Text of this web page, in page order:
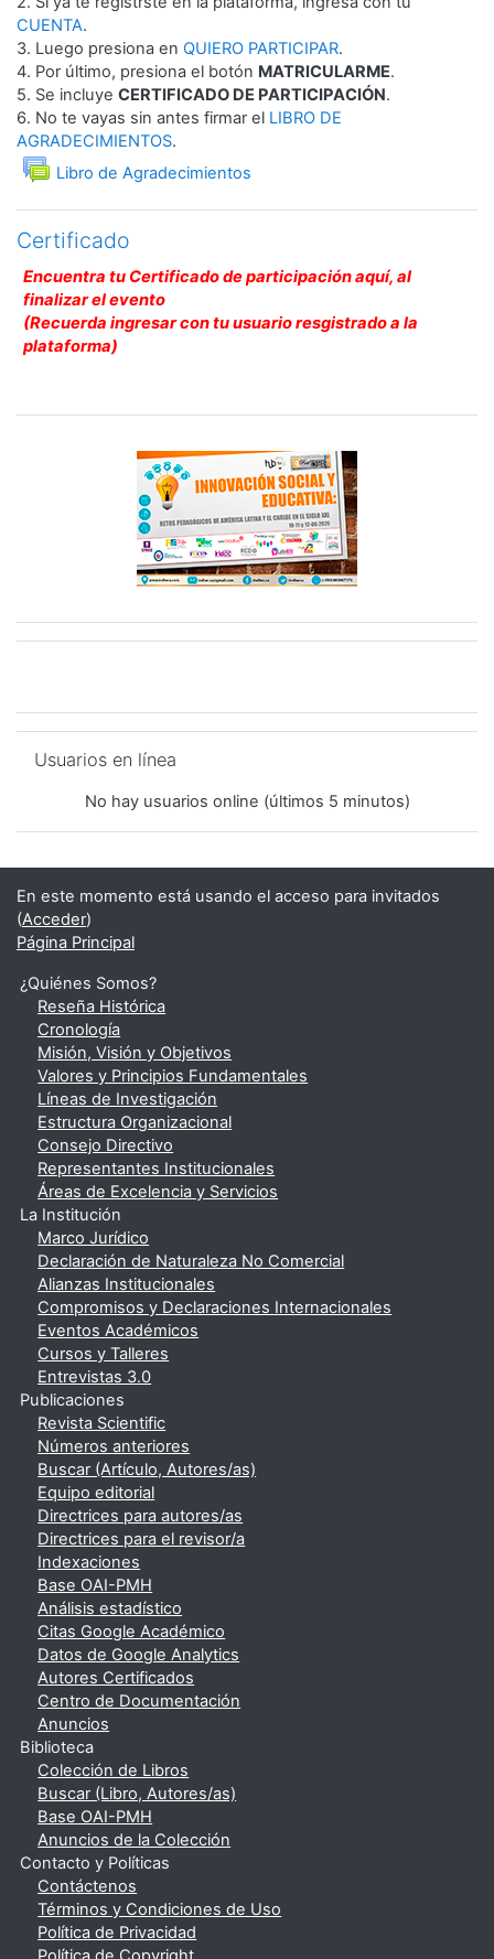
CUENTA.
3. Luego presiona en QUIERO PARTICIPAR.
4. Por último, presiona el botón MATRICULARME.
5. Se incluye CERTIFICADO DE PARTICIPACIÓN.
6. No te vayas sin antes firmar el LIBRO DE
AGRADECIMIENTOS.
Libro de Agradecimientos
Foro
Certificado
Encuentra tu Certificado de participación aquí, al
finalizar el evento
(Recuerda ingresar con tu usuario resgistrado a la
plataforma)
Usuarios en línea
No hay usuarios online (últimos 5 minutos)
En este momento está usando el acceso para invitados
(Acceder)
Página Principal
¿Quiénes Somos?
Reseña Histórica
Cronología
Misión, Visión y Objetivos
Valores y Principios Fundamentales
Líneas de Investigación
Estructura Organizacional
Consejo Directivo
Representantes Institucionales
Áreas de Excelencia y Servicios
La Institución
Marco Jurídico
Declaración de Naturaleza No Comercial
Alianzas Institucionales
Compromisos y Declaraciones Internacionales
Eventos Académicos
Cursos y Talleres
Entrevistas 3.0
Publicaciones
Revista Scientific
Números anteriores
Buscar (Artículo, Autores/as)
Equipo editorial
Directrices para autores/as
Directrices para el revisor/a
Indexaciones
Base OAI-PMH
Análisis estadístico
Citas Google Académico
Datos de Google Analytics
Autores Certificados
Centro de Documentación
Anuncios
Biblioteca
Colección de Libros
Buscar (Libro, Autores/as)
Base OAI-PMH
Anuncios de la Colección
Contacto y Políticas
Contáctenos
Términos y Condiciones de Uso
Política de Privacidad